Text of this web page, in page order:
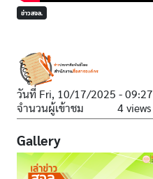
ข่าวสจล.
วันที่ Fri, 10/17/2025 - 09:27
จำนวนผู้เข้าชม
4 views
Gallery